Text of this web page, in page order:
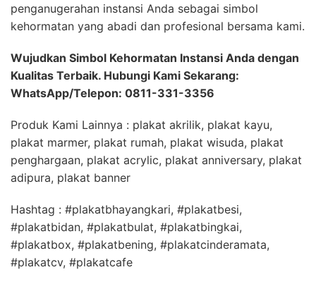
penganugerahan instansi Anda sebagai simbol
kehormatan yang abadi dan profesional bersama kami.
Wujudkan Simbol Kehormatan Instansi Anda dengan
Kualitas Terbaik. Hubungi Kami Sekarang:
WhatsApp/Telepon: 0811-331-3356
Produk Kami Lainnya : plakat akrilik, plakat kayu,
plakat marmer, plakat rumah, plakat wisuda, plakat
penghargaan, plakat acrylic, plakat anniversary, plakat
adipura, plakat banner
Hashtag : #plakatbhayangkari, #plakatbesi,
#plakatbidan, #plakatbulat, #plakatbingkai,
#plakatbox, #plakatbening, #plakatcinderamata,
#plakatcv, #plakatcafe